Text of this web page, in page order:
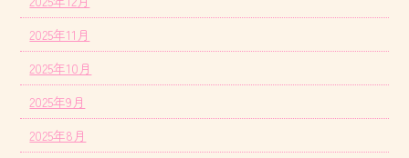
2025年11月
2025年10月
2025年9月
2025年8月